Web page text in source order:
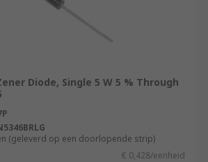
Diode, Single 5 W 5 % Through
(geleverd op een doorlopende strip)
€ 0,428/eenheid